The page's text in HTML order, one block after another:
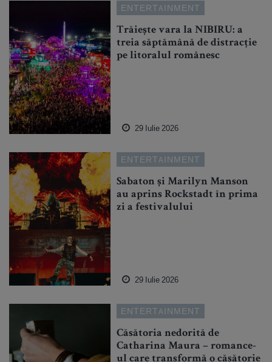
ENTERTAINMENT
Trăiește vara la NIBIRU: a
treia săptămână de distracție
pe litoralul românesc
29 Iulie 2026
ENTERTAINMENT
Sabaton și Marilyn Manson
au aprins Rockstadt în prima
zi a festivalului
29 Iulie 2026
ENTERTAINMENT
Căsătoria nedorită de
Catharina Maura – romance-
ul care transformă o căsătorie